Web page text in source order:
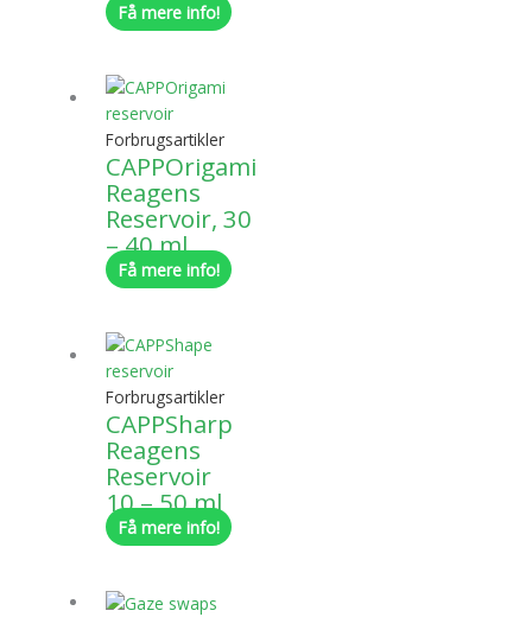
Få mere info!
Forbrugsartikler
CAPPOrigami
Reagens
Reservoir, 30
– 40 ml
Få mere info!
Forbrugsartikler
CAPPSharp
Reagens
Reservoir
10 – 50 ml
Få mere info!